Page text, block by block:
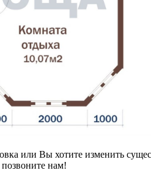
или Вы хотите изменить
нам!